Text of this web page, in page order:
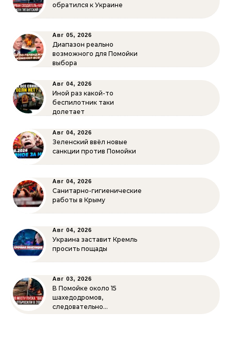
обратился к Украине
Авг 05, 2026
Диапазон реально
возможного для Помойки
выбора
Авг 04, 2026
Иной раз какой-то
беспилотник таки
долетает
Авг 04, 2026
Зеленский ввёл новые
санкции против Помойки
Авг 04, 2026
Санитарно-гигиенические
работы в Крыму
Авг 04, 2026
Украина заставит Кремль
просить пощады
Авг 03, 2026
В Помойке около 15
шахедодромов,
следовательно…